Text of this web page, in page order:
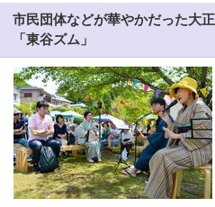
市民団体などが華やかだった大
「東谷ズム」